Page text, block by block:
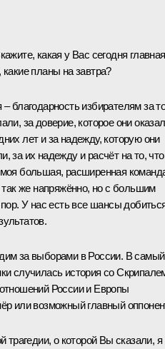
какая у Вас сегодня главная
планы на завтра?
благодарность избирателям за
за доверие, которое они
лет и за надежду, которую они
за их надежду и расчёт на то, что
большая, расширенная
же напряжённо, но с большим
У нас есть все шансы
за выборами в России. В самый
случилась история со
России и Европы
или возможный главный
трагедии, о которой Вы сказали, я